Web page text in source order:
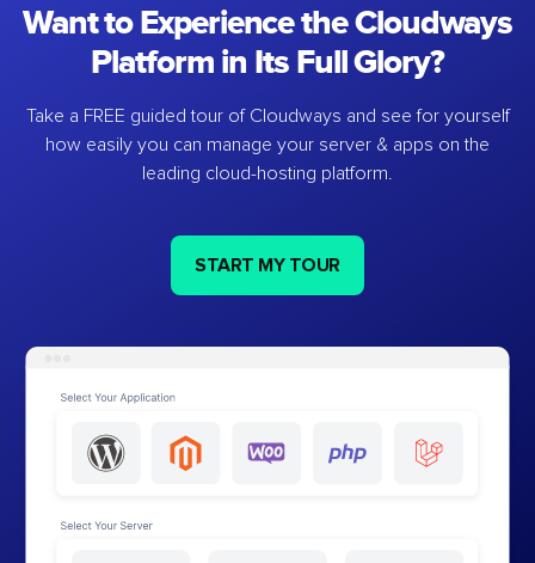
Want to Experience the Cloudways
Platform in Its Full Glory?
Take a FREE guided tour of Cloudways and see for yourself
how easily you can manage your server & apps on the
leading cloud-hosting platform.
START MY TOUR